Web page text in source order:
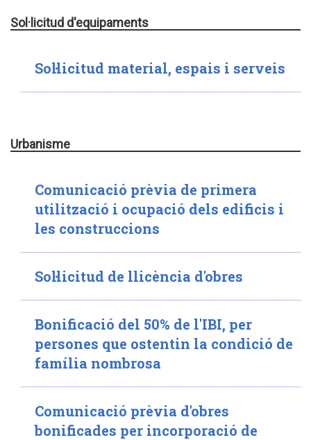
Sol·licitud d'equipaments
Sol·licitud material, espais i serveis
Urbanisme
Comunicació prèvia de primera
utilització i ocupació dels edificis i
les construccions
Sol·licitud de llicència d'obres
Bonificació del 50% de l'IBI, per
persones que ostentin la condició de
família nombrosa
Comunicació prèvia d'obres
bonificades per incorporació de